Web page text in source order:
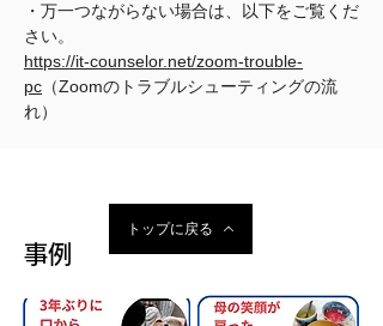
・万一つながらない場合は、以下をご覧くだ
さい。
https://it-counselor.net/zoom-trouble-
pc （Zoomのトラブルシューティングの流
れ）
トップに戻る
事例